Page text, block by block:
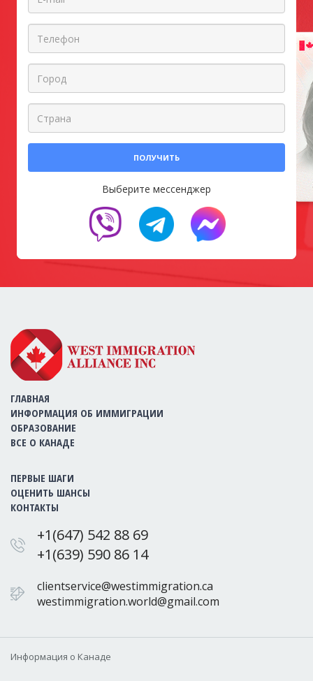
ПОЛУЧИТЬ
Выберите мессенджер
ГЛАВНАЯ
ИНФОРМАЦИЯ ОБ ИММИГРАЦИИ
ОБРАЗОВАНИЕ
ВСЕ О КАНАДЕ
ПЕРВЫЕ ШАГИ
ОЦЕНИТЬ ШАНСЫ
КОНТАКТЫ
+1(647) 542 88 69
+1(639) 590 86 14
clientservice@westimmigration.ca
westimmigration.world@gmail.com
Информация о Канаде